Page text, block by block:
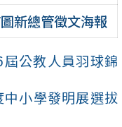
新總管徵文海報
公教人員羽球錦
中小學發明展選拔